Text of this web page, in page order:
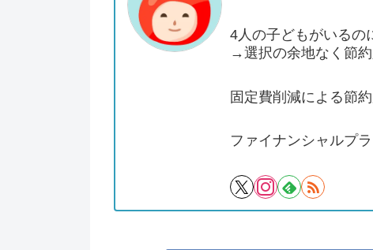
4人の子どもがいるの
→選択の余地なく節約
固定費削減による節
ファイナンシャルプラ